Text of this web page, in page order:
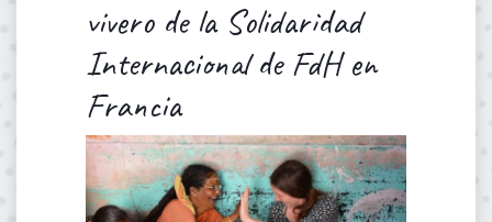
vivero de la Solidaridad
Internacional de FdH en
Francia